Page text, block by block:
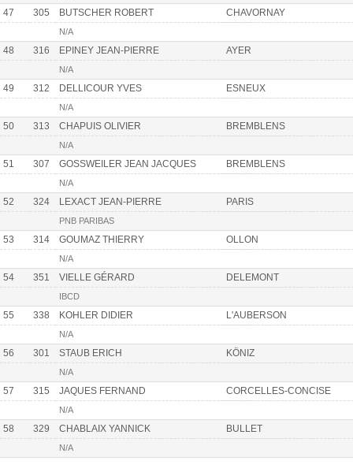
47 305 BUTSCHER ROBERT CHAVORNAY
N/A
48 316 EPINEY JEAN-PIERRE AYER
N/A
49 312 DELLICOUR YVES ESNEUX
N/A
50 313 CHAPUIS OLIVIER BREMBLENS
N/A
51 307 GOSSWEILER JEAN JACQUES BREMBLENS
N/A
52 324 LEXACT JEAN-PIERRE PARIS
PNB PARIBAS
53 314 GOUMAZ THIERRY OLLON
N/A
54 351 VIELLE GÉRARD DELEMONT
IBCD
55 338 KOHLER DIDIER L'AUBERSON
N/A
56 301 STAUB ERICH KÖNIZ
N/A
57 315 JAQUES FERNAND CORCELLES-CONCISE
N/A
58 329 CHABLAIX YANNICK BULLET
N/A